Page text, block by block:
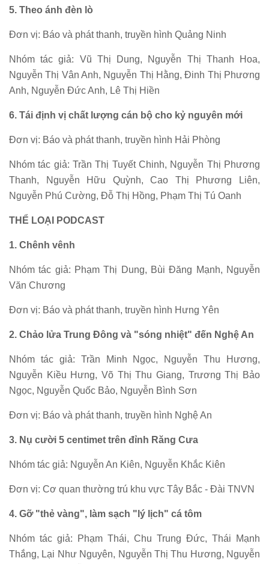
5. Theo ánh đèn lò
Đơn vị: Báo và phát thanh, truyền hình Quảng Ninh
Nhóm tác giả: Vũ Thị Dung, Nguyễn Thị Thanh Hoa,
Nguyễn Thị Vân Anh, Nguyễn Thị Hằng, Đinh Thị Phương
Anh, Nguyễn Đức Anh, Lê Thị Hiền
6. Tái định vị chất lượng cán bộ cho kỷ nguyên mới
Đơn vị: Báo và phát thanh, truyền hình Hải Phòng
Nhóm tác giả: Trần Thị Tuyết Chinh, Nguyễn Thị Phương
Thanh, Nguyễn Hữu Quỳnh, Cao Thị Phương Liên,
Nguyễn Phú Cường, Đỗ Thị Hồng, Phạm Thị Tú Oanh
THỂ LOẠI PODCAST
1. Chênh vênh
Nhóm tác giả: Phạm Thị Dung, Bùi Đăng Mạnh, Nguyễn
Văn Chương
Đơn vị: Báo và phát thanh, truyền hình Hưng Yên
2. Chảo lửa Trung Đông và "sóng nhiệt" đến Nghệ An
Nhóm tác giả: Trần Minh Ngọc, Nguyễn Thu Hương,
Nguyễn Kiều Hưng, Võ Thị Thu Giang, Trương Thị Bảo
Ngọc, Nguyễn Quốc Bảo, Nguyễn Bình Sơn
Đơn vị: Báo và phát thanh, truyền hình Nghệ An
3. Nụ cười 5 centimet trên đỉnh Răng Cưa
Nhóm tác giả: Nguyễn An Kiên, Nguyễn Khắc Kiên
Đơn vị: Cơ quan thường trú khu vực Tây Bắc - Đài TNVN
4. Gỡ "thẻ vàng", làm sạch "lý lịch" cá tôm
Nhóm tác giả: Phạm Thái, Chu Trung Đức, Thái Mạnh
Thắng, Lại Như Nguyên, Nguyễn Thị Thu Hương, Nguyễn